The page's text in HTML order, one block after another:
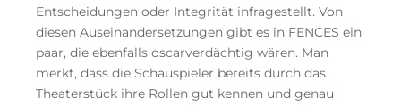
Entscheidungen oder Integrität infragestellt. Von
diesen Auseinandersetzungen gibt es in FENCES ein
paar, die ebenfalls oscarverdächtig wären. Man
merkt, dass die Schauspieler bereits durch das
Theaterstück ihre Rollen gut kennen und genau